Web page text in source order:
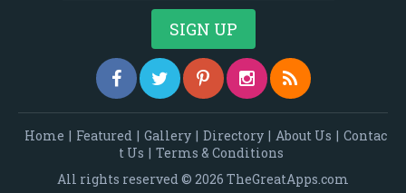
Home | Featured | Gallery | Directory | About Us | Contac
t Us | Terms & Conditions
All rights reserved © 2026 TheGreatApps.com